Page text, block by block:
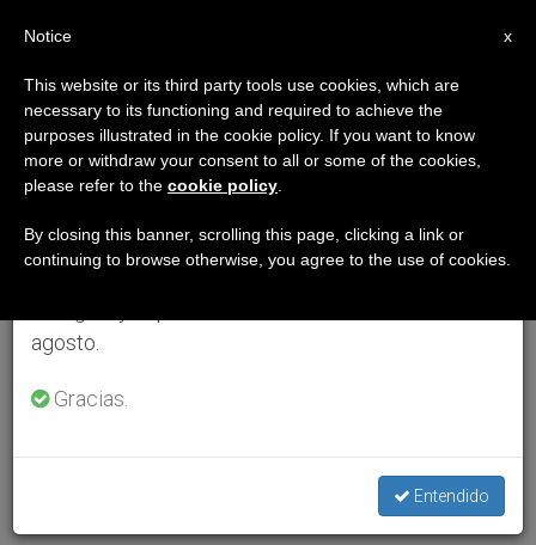
×
Aviso importante
Del 27 de julio al 7 de agosto haremos la pausa
anual, aprovechando que en el periodo de verano
se generan menos informaciones y también el
agosto.
Gracias.
Entendido
x
Notice
This website or its third party tools use cookies, which are
necessary to its functioning and required to achieve the
purposes illustrated in the cookie policy. If you want to know
more or withdraw your consent to all or some of the cookies,
please refer to the cookie policy
By closing this banner, scrolling this page, clicking a link or
continuing to browse otherwise, you agree to the use of cookies.